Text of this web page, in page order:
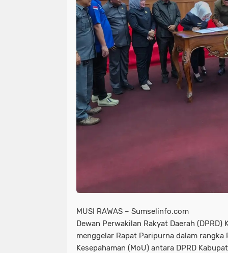
MUSI RAWAS – Sumselinfo.com
Dewan Perwakilan Rakyat Daerah (DPRD)
menggelar Rapat Paripurna dalam rangka
Kesepahaman (MoU) antara DPRD